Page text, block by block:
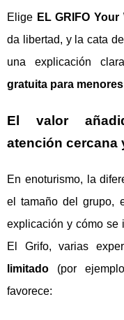
Elige EL GRIFO Your
da libertad, y la cata
una explicación
gratuita para
El valor
atención cercana
En enoturismo, la
el tamaño del grupo,
explicación y cómo se
El Grifo, varias
limitado (por
favorece: